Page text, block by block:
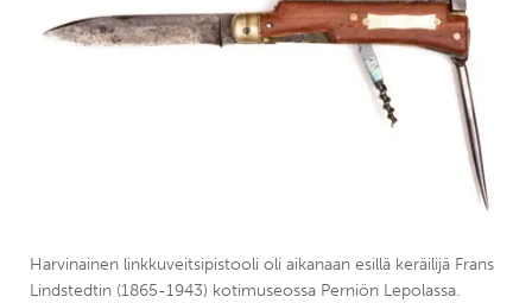
Harvinainen linkkuveitsipistooli oli aikanaan esillä keräilijä Frans
Lindstedtin (1865-1943) kotimuseossa Perniön Lepolassa.